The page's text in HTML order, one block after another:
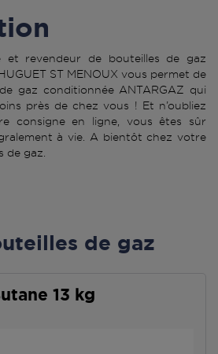
revendeur de bouteilles de gaz
ST MENOUX vous permet de
gaz conditionnée ANTARGAZ qui
près de chez vous ! Et n’oubliez
consigne en ligne, vous êtes sûr
à vie. A bientôt chez votre
de gaz.
de gaz
13 kg